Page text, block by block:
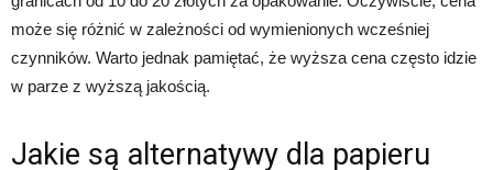
może się różnić w zależności od wymienionych wcześniej
czynników. Warto jednak pamiętać, że wyższa cena często idzie
w parze z wyższą jakością.
Jakie są alternatywy dla papieru